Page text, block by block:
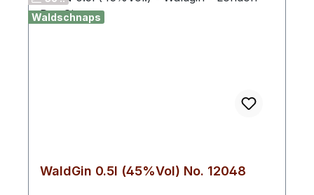
Waldschnaps
WaldGin 0.5l (45%Vol) No. 12048